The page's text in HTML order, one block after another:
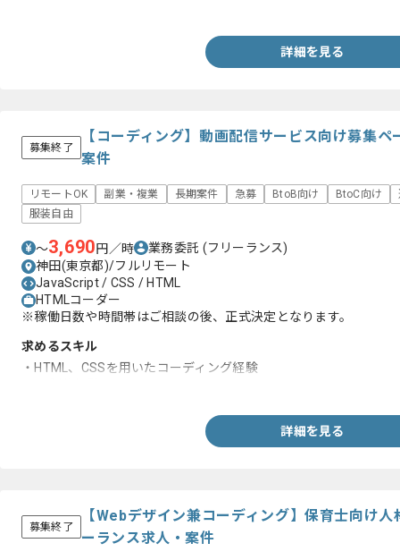
詳細を見る
募集終了
【コーディング】動画配信サービス向け募集
案件
リモートOK 副業・複業 長期案件 急募 BtoB向け BtoC向け
服装自由
〜3,690円／時 業務委託 (フリーランス)
神田(東京都)/フルリモート
JavaScript / CSS / HTML
HTMLコーダー
※稼働日数や時間帯はご相談の後、正式決定となります。
求めるスキル
・HTML、CSSを用いたコーディング経験
詳細を見る
募集終了
【Webデザイン兼コーディング】保育士向け
ーランス求人・案件